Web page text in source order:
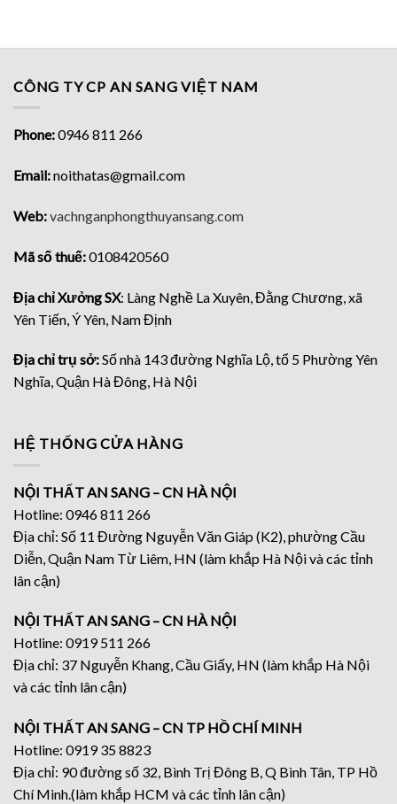
CÔNG TY CP AN SANG VIỆT NAM
Phone:0946 811 266
Email:noithatas@gmail.com
Web:vachnganphongthuyansang.com
Mã số thuế:0108420560
Địa chỉ Xưởng SX: Làng Nghề La Xuyên, Đằng Chương, xã
Yên Tiến, Ý Yên, Nam Định
Địa chỉ trụ sở:Số nhà 143 đường Nghĩa Lộ, tổ 5 Phường Yên
Nghĩa, Quận Hà Đông, Hà Nội
HỆ THỐNG CỬA HÀNG
NỘI THẤT AN SANG – CN HÀ NỘI
Hotline: 0946 811 266
Địa chỉ: Số 11 Đường Nguyễn Văn Giáp (K2), phường Cầu
Diễn, Quận Nam Từ Liêm, HN (làm khắp Hà Nội và các tỉnh
lân cận)
NỘI THẤT AN SANG – CN HÀ NỘI
Hotline: 0919 511 266
Địa chỉ: 37 Nguyễn Khang, Cầu Giấy, HN (làm khắp Hà Nội
và các tỉnh lân cận)
NỘI THẤT AN SANG – CN TP HỒ CHÍ MINH
Hotline: 0919 35 8823
Địa chỉ: 90 đường số 32, Bình Trị Đông B, Q Bình Tân, TP Hồ
Chí Minh.(làm khắp HCM và các tỉnh lân cận)